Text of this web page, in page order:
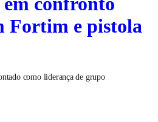
Fortim e pistola
como liderança de grupo